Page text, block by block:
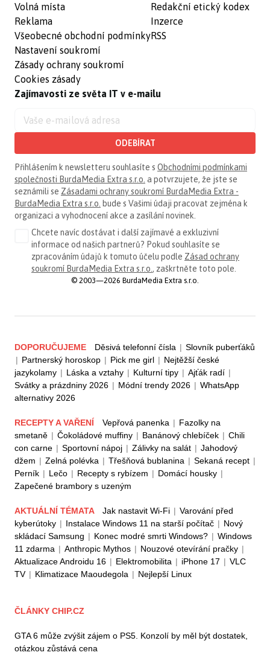
Volná místa
Reklama
Všeobecné obchodní podmínky
Nastavení soukromí
Zásady ochrany soukromí
Cookies zásady
Redakční etický kodex
Inzerce
RSS
Zajímavosti ze světa IT v e-mailu
ODEBÍRAT
Přihlášením k newsletteru souhlasíte s Obchodními podmínkami
společnosti BurdaMedia Extra s.r.o. a potvrzujete, že jste se
seznámili se Zásadami ochrany soukromí BurdaMedia Extra -
BurdaMedia Extra s.r.o. bude s Vašimi údaji pracovat zejména k
organizaci a vyhodnocení akce a zasílání novinek.
Chcete navíc dostávat i další zajímavé a exkluzivní
informace od našich partnerů? Pokud souhlasíte se
zpracováním údajů k tomuto účelu podle Zásad ochrany
soukromí BurdaMedia Extra s.r.o. , zaškrtněte toto pole.
© 2003—2026 BurdaMedia Extra s.r.o.
DOPORUČUJEME Děsivá telefonní čísla | Slovník puberťáků
| Partnerský horoskop | Pick me girl | Nejtěžší české
jazykolamy | Láska a vztahy | Kulturní tipy | Ajťák radí |
Svátky a prázdniny 2026 | Módní trendy 2026 | WhatsApp
alternativy 2026
RECEPTY A VAŘENÍ Vepřová panenka | Fazolky na
smetaně | Čokoládové muffiny | Banánový chlebíček | Chili
con carne | Sportovní nápoj | Zálivky na salát | Jahodový
džem | Zelná polévka | Třešňová bublanina | Sekaná recept |
Perník | Lečo | Recepty s rybízem | Domácí housky |
Zapečené brambory s uzeným
AKTUÁLNÍ TÉMATA Jak nastavit Wi-Fi | Varování před
kyberútoky | Instalace Windows 11 na starší počítač | Nový
skládací Samsung | Konec modré smrti Windows? | Windows
11 zdarma | Anthropic Mythos | Nouzové otevírání pračky |
Aktualizace Androidu 16 | Elektromobilita | iPhone 17 | VLC
TV | Klimatizace Maoudegola | Nejlepší Linux
ČLÁNKY CHIP.CZ
GTA 6 může zvýšit zájem o PS5. Konzolí by měl být dostatek,
otázkou zůstává cena